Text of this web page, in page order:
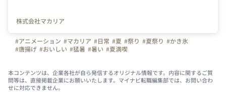
株式会社マカリア
#アニメーション #マカリア #日常 #夏 #祭り #夏祭り #かき氷
#唐揚げ #おいしい #猛暑 #暑い #夏満喫
本コンテンツは、企業各社が自ら発信するオリジナル情報です。内容に関するご質
問等は、直接掲載企業にお願いいたします。マイナビ転職編集部では、お問い合わ
せに対応できません。